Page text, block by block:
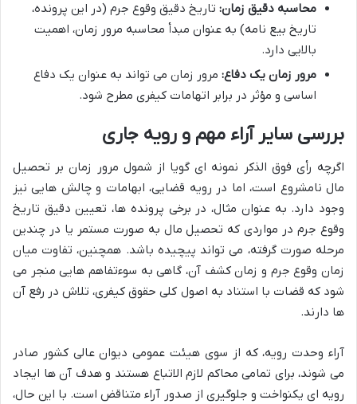
محاسبه دقیق زمان: تاریخ دقیق وقوع جرم (در این پرونده،
تاریخ بیع نامه) به عنوان مبدأ محاسبه مرور زمان، اهمیت
بالایی دارد.
مرور زمان یک دفاع: مرور زمان می تواند به عنوان یک دفاع
اساسی و مؤثر در برابر اتهامات کیفری مطرح شود.
بررسی سایر آراء مهم و رویه جاری
اگرچه رأی فوق الذکر نمونه ای گویا از شمول مرور زمان بر تحصیل
مال نامشروع است، اما در رویه قضایی، ابهامات و چالش هایی نیز
وجود دارد. به عنوان مثال، در برخی پرونده ها، تعیین دقیق تاریخ
وقوع جرم در مواردی که تحصیل مال به صورت مستمر یا در چندین
مرحله صورت گرفته، می تواند پیچیده باشد. همچنین، تفاوت میان
زمان وقوع جرم و زمان کشف آن، گاهی به سوءتفاهم هایی منجر می
شود که قضات با استناد به اصول کلی حقوق کیفری، تلاش در رفع آن
ها دارند.
آراء وحدت رویه، که از سوی هیئت عمومی دیوان عالی کشور صادر
می شوند، برای تمامی محاکم لازم الاتباع هستند و هدف آن ها ایجاد
رویه ای یکنواخت و جلوگیری از صدور آراء متناقض است. با این حال،